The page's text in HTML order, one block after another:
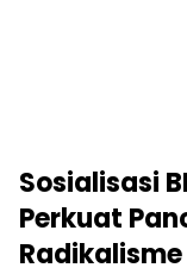
Sosialisasi
Perkuat